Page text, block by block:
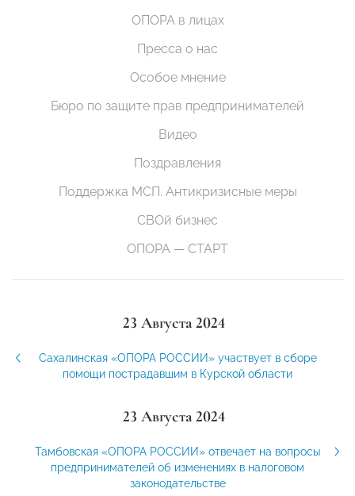
ОПОРА в лицах
Пресса о нас
Особое мнение
Бюро по защите прав предпринимателей
Видео
Поздравления
Поддержка МСП. Антикризисные меры
СВОй бизнес
ОПОРА — СТАРТ
23 Августа 2024
Сахалинская «ОПОРА РОССИИ» участвует в сборе
помощи пострадавшим в Курской области
23 Августа 2024
Тамбовская «ОПОРА РОССИИ» отвечает на вопросы
предпринимателей об изменениях в налоговом
законодательстве